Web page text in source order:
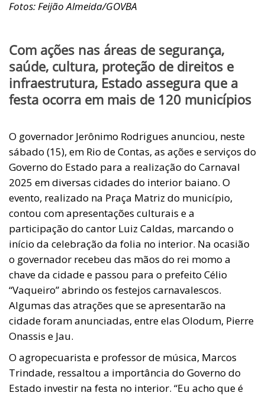
Fotos: Feijão Almeida/GOVBA
Com ações nas áreas de segurança,
saúde, cultura, proteção de direitos e
infraestrutura, Estado assegura que a
festa ocorra em mais de 120 municípios
O governador Jerônimo Rodrigues anunciou, neste
sábado (15), em Rio de Contas, as ações e serviços do
Governo do Estado para a realização do Carnaval
2025 em diversas cidades do interior baiano. O
evento, realizado na Praça Matriz do município,
contou com apresentações culturais e a
participação do cantor Luiz Caldas, marcando o
início da celebração da folia no interior. Na ocasião
o governador recebeu das mãos do rei momo a
chave da cidade e passou para o prefeito Célio
“Vaqueiro” abrindo os festejos carnavalescos.
Algumas das atrações que se apresentarão na
cidade foram anunciadas, entre elas Olodum, Pierre
Onassis e Jau.
O agropecuarista e professor de música, Marcos
Trindade, ressaltou a importância do Governo do
Estado investir na festa no interior. “Eu acho que é